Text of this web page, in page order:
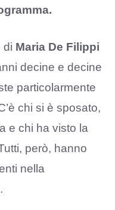
di Maria De Filippi
decine e decine
particolarmente
chi si è sposato,
e chi ha visto la
però, hanno
nella